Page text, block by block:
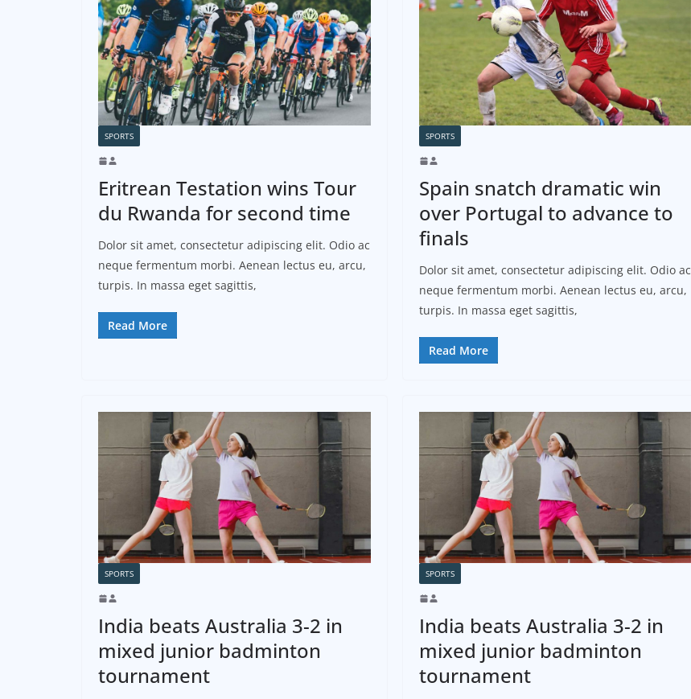
SPORTS
Eritrean Testation wins Tour
du Rwanda for second time
Dolor sit amet, consectetur adipiscing elit. Odio ac
neque fermentum morbi. Aenean lectus eu, arcu,
turpis. In massa eget sagittis,
Read More
SPORTS
Spain snatch dramatic win
over Portugal to advance to
finals
Dolor sit amet, consectetur adipiscing elit. Odio ac
neque fermentum morbi. Aenean lectus eu, arcu,
turpis. In massa eget sagittis,
Read More
SPORTS
India beats Australia 3-2 in
mixed junior badminton
tournament
SPORTS
India beats Australia 3-2 in
mixed junior badminton
tournament